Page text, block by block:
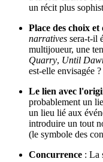
un récit plus
Place des choix
narratives sera-t-il
multijoueur, une
Quarry, Until
est-elle envisagée ?
Le lien avec
probablement un
un lieu lié aux
introduire un tout
(le symbole des
Concurrence : La